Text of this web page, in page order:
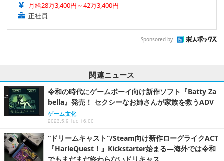
月給28万3,400円～42万3,400円
正社員
Sponsored by
関連ニュース
令和の時代にゲームボーイ向け新作ソフト『Batty Za
bella』発売！ セクシーなお姉さんが家族を救うADV
ゲーム文化
2023.5.9 Tue 16:00
“ドリームキャスト”/Steam向け新作ローグライクACT
『HarleQuest！』Kickstarter始まる―海外では令和